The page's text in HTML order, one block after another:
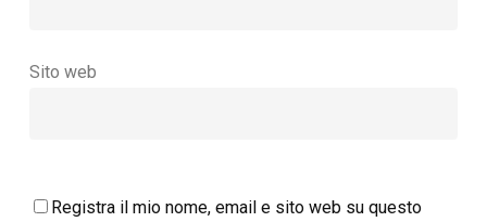
Sito web
Registra il mio nome, email e sito web su questo